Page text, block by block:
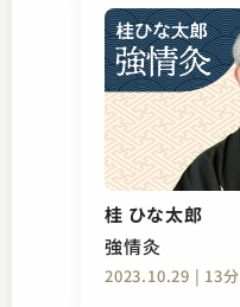
桂 ひな太郎
強情灸
2023.10.29 | 13分